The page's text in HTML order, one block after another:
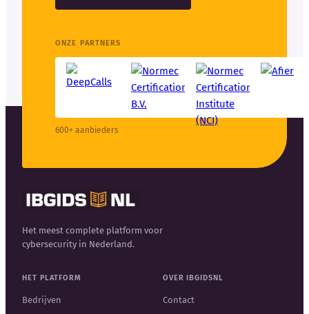
ONZE PARTNERS
600+ aanbieders
Het meest complete platform voor
cybersecurity in Nederland.
HET PLATFORM
Bedrijven
OVER IBGIDSNL
Contact